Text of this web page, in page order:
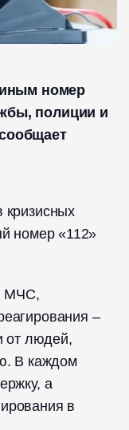
номер
полиции и
номер «112»
МЧС,
–
от людей,
В каждом
а
в